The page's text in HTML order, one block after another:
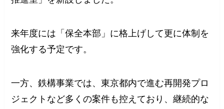
来年度には「保全本部」に格上げして更に体制を
強化する予定です。
一方、鉄構事業では、東京都内で進む再開発プロ
ジェクトなど多くの案件も控えており、継続的な